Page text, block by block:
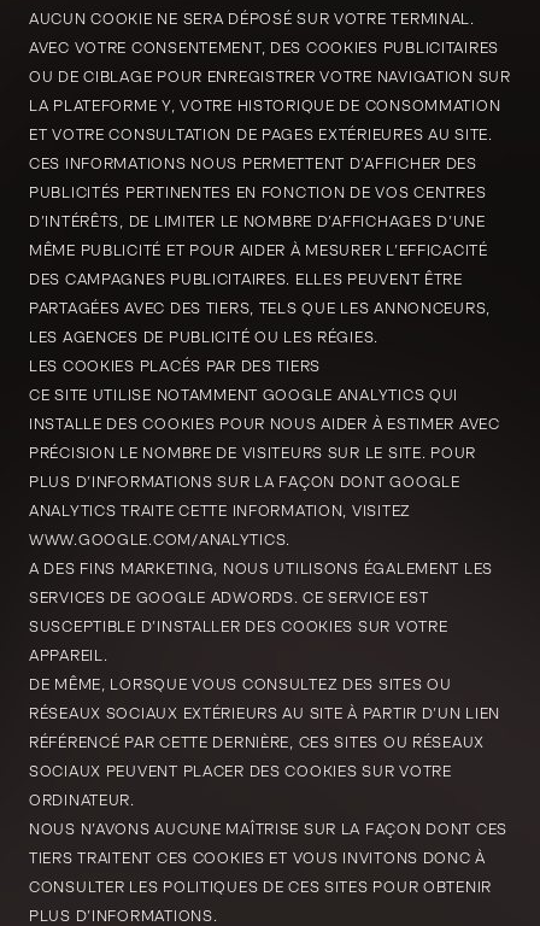
AUCUN COOKIE NE SERA DÉPOSÉ SUR VOTRE TERMINAL.
AVEC VOTRE CONSENTEMENT, DES COOKIES PUBLICITAIRES
OU DE CIBLAGE POUR ENREGISTRER VOTRE NAVIGATION SUR
LA PLATEFORME Y, VOTRE HISTORIQUE DE CONSOMMATION
ET VOTRE CONSULTATION DE PAGES EXTÉRIEURES AU SITE.
CES INFORMATIONS NOUS PERMETTENT D’AFFICHER DES
PUBLICITÉS PERTINENTES EN FONCTION DE VOS CENTRES
D’INTÉRÊTS, DE LIMITER LE NOMBRE D’AFFICHAGES D’UNE
MÊME PUBLICITÉ ET POUR AIDER À MESURER L’EFFICACITÉ
DES CAMPAGNES PUBLICITAIRES. ELLES PEUVENT ÊTRE
PARTAGÉES AVEC DES TIERS, TELS QUE LES ANNONCEURS,
LES AGENCES DE PUBLICITÉ OU LES RÉGIES.
LES COOKIES PLACÉS PAR DES TIERS
CE SITE UTILISE NOTAMMENT GOOGLE ANALYTICS QUI
INSTALLE DES COOKIES POUR NOUS AIDER À ESTIMER AVEC
PRÉCISION LE NOMBRE DE VISITEURS SUR LE SITE. POUR
PLUS D’INFORMATIONS SUR LA FAÇON DONT GOOGLE
ANALYTICS TRAITE CETTE INFORMATION, VISITEZ
WWW.GOOGLE.COM/ANALYTICS.
A DES FINS MARKETING, NOUS UTILISONS ÉGALEMENT LES
SERVICES DE GOOGLE ADWORDS. CE SERVICE EST
SUSCEPTIBLE D’INSTALLER DES COOKIES SUR VOTRE
APPAREIL.
DE MÊME, LORSQUE VOUS CONSULTEZ DES SITES OU
RÉSEAUX SOCIAUX EXTÉRIEURS AU SITE À PARTIR D’UN LIEN
RÉFÉRENCÉ PAR CETTE DERNIÈRE, CES SITES OU RÉSEAUX
SOCIAUX PEUVENT PLACER DES COOKIES SUR VOTRE
ORDINATEUR.
NOUS N’AVONS AUCUNE MAÎTRISE SUR LA FAÇON DONT CES
TIERS TRAITENT CES COOKIES ET VOUS INVITONS DONC À
CONSULTER LES POLITIQUES DE CES SITES POUR OBTENIR
PLUS D’INFORMATIONS.